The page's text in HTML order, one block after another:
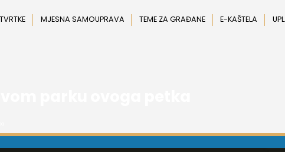
MJESNA SAMOUPRAVA TEME ZA GRAĐANE E-KAŠTELA